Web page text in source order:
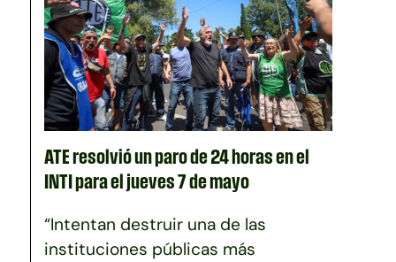
ATE resolvió un paro de 24 horas en el
INTI para el jueves 7 de mayo
“Intentan destruir una de las
instituciones públicas más